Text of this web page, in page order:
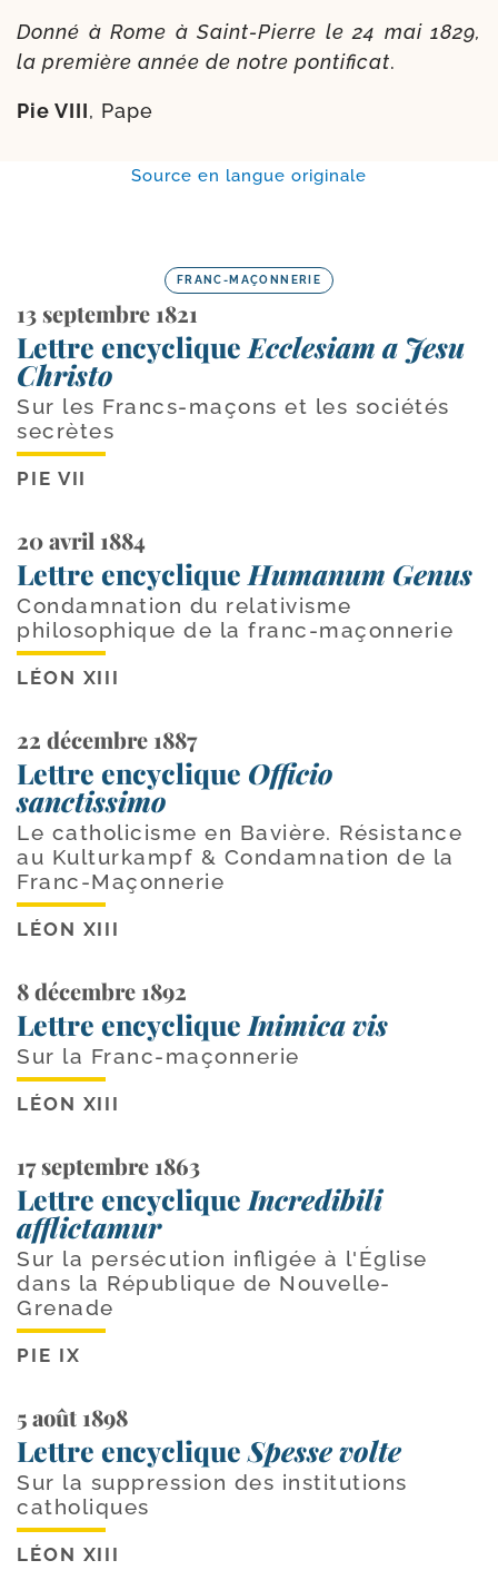
Donné à Rome à Saint-​Pierre le 24 mai 1829,
la pre­mière année de notre pon­ti­fi­cat.
Pie VIII, Pape
Source en langue originale
FRANC-MAÇONNERIE
13 septembre 1821
Lettre encyclique Ecclesiam a Jesu
Christo
Sur les Francs-maçons et les sociétés
secrètes
PIE VII
20 avril 1884
Lettre encyclique Humanum Genus
Condamnation du relativisme
philosophique de la franc-maçonnerie
LÉON XIII
22 décembre 1887
Lettre encyclique Officio
sanctissimo
Le catholicisme en Bavière. Résistance
au Kulturkampf & Condamnation de la
Franc-Maçonnerie
LÉON XIII
8 décembre 1892
Lettre encyclique Inimica vis
Sur la Franc-maçonnerie
LÉON XIII
17 septembre 1863
Lettre encyclique Incredibili
afflictamur
Sur la persécution infligée à l'Église
dans la République de Nouvelle-
Grenade
PIE IX
5 août 1898
Lettre encycliqueSpesse volte
Sur la suppression des institutions
catholiques
LÉON XIII